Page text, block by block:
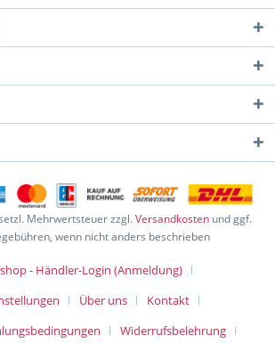
Mehrwertsteuer zzgl.Versandkosten und ggf.
wenn nicht anders beschrieben
- Händler-Login (Anmeldung)
Über uns
Kontakt
Widerrufsbelehrung